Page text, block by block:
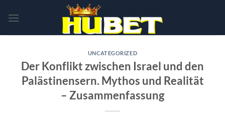
đến
UNCATEGORIZED
Der Konflikt zwischen Israel und den
Palästinensern. Mythos und Realität
– Zusammenfassung